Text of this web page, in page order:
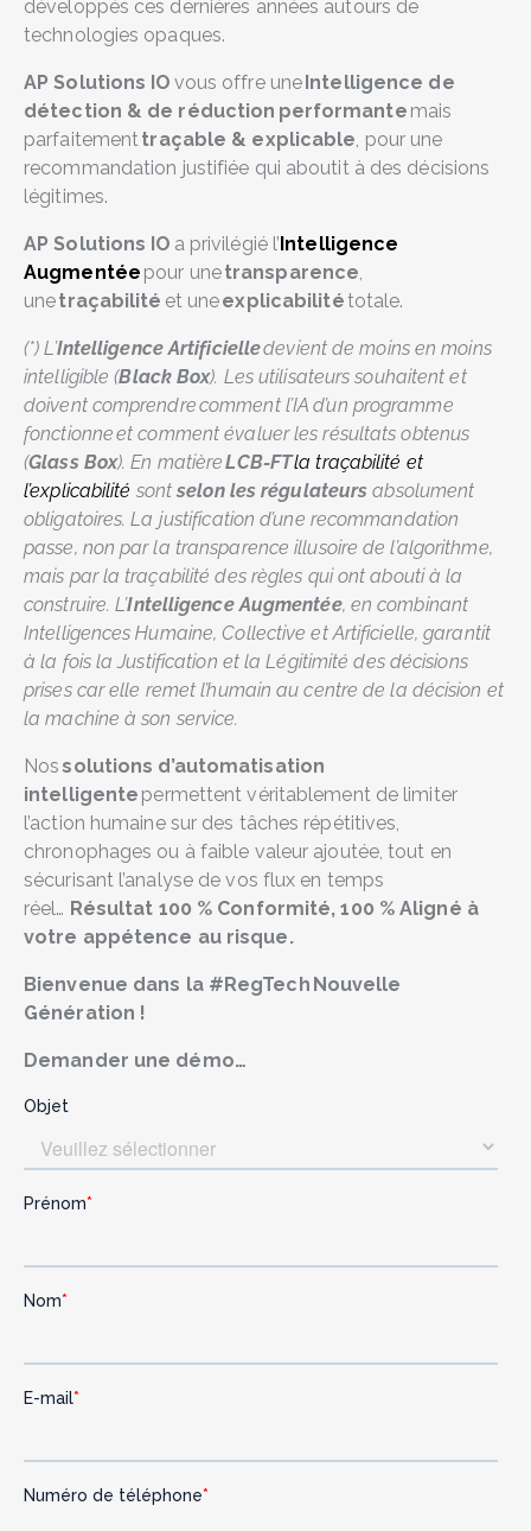
développés ces dernières années autours de
technologies opaques.
AP Solutions IO vous offre uneIntelligence de
détection & de réduction performante mais
parfaitementtraçable & explicable, pour une
recommandation justifiée qui aboutit à des décisions
légitimes.
AP Solutions IO a privilégié l’Intelligence
Augmentée pour unetransparence,
unetraçabilité et uneexplicabilitétotale.
(*) L’Intelligence Artificielledevient de moins en moins
intelligible (Black Box). Les utilisateurs souhaitent et
doivent comprendre comment l’IA d’un programme
fonctionne et comment évaluer les résultats obtenus
(Glass Box). En matièreLCB-FTla traçabilité et
l’explicabilité sontselon les régulateurs absolument
obligatoires. La justification d’une recommandation
passe, non par la transparence illusoire de l’algorithme,
mais par la traçabilité des règles qui ont abouti à la
construire. L’Intelligence Augmentée, en combinant
Intelligences Humaine, Collective et Artificielle, garantit
à la fois la Justification et la Légitimité des décisions
prises car elle remet l’humain au centre de la décision et
la machine à son service.
Nossolutions d’automatisation
intelligente permettent véritablement de limiter
l’action humaine sur des tâches répétitives,
chronophages ou à faible valeur ajoutée, tout en
sécurisant l’analyse de vos flux en temps
réel… Résultat 100 % Conformité, 100 % Aligné à
votre appétence au risque.
Bienvenue dans la #RegTech Nouvelle
Génération !
Demander une démo…